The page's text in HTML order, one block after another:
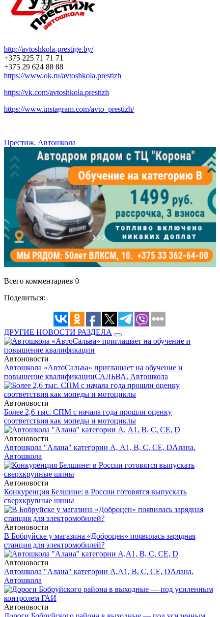
http://avtoshkola-prestige.by/
+375 225 71 71 71
+375 29 624 88 88
https://www.ok.ru/avtoshkola.prestizh
https://vk.com/avtoshkola.prestizh
https://www.instagram.com/avto_prestizh/
Престиж. Автошкола
Всего комментариев 0
Поделиться:
ДРУГИЕ НОВОСТИ РАЗДЕЛА
Автоновости
Автошкола «АвтоСальва» приглашает на обучение и
повышение квалификацииСАЛЬВА. Автошкола
Автоновости
Более 2,6 тыс. СПМ с начала года прошли оценку
соответствия как мопеды и мотоциклы
Автоновости
Автошкола "Алана" категории А, А1, В, С, СЕ, DАлана.
Автошкола
Автоновости
Конкуренция Белшине: в России готовятся выпускать
сверхкрупные шины
Автоновости
В Бобруйске у магазина «Доброцен» появилась зарядная
станция для электромобилей?
Автоновости
Автошкола "Алана" категории А,А1, В, С, СЕ, DАлана.
Автошкола
Автоновости